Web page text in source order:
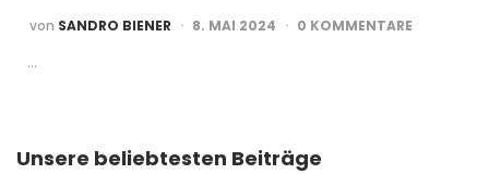
POSTED
BY
von SANDRO BIENER 8. MAI 2024 0 KOMMENTARE
…
Unsere beliebtesten Beiträge